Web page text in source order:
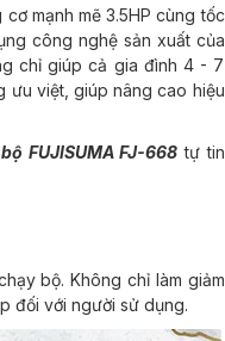
mạnh mẽ 3.5HP cùng tốc
công nghệ sản xuất của
chỉ giúp cả gia đình 4 - 7
ưu việt, giúp nâng cao hiệu
FUJISUMA FJ-668 tự tin
bộ. Không chỉ làm giảm
đối với người sử dụng.